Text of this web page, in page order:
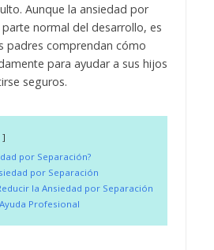
Aunque la ansiedad por
normal del desarrollo, es
padres comprendan cómo
para ayudar a sus hijos
seguros.
por Separación?
por Separación
la Ansiedad por Separación
Profesional